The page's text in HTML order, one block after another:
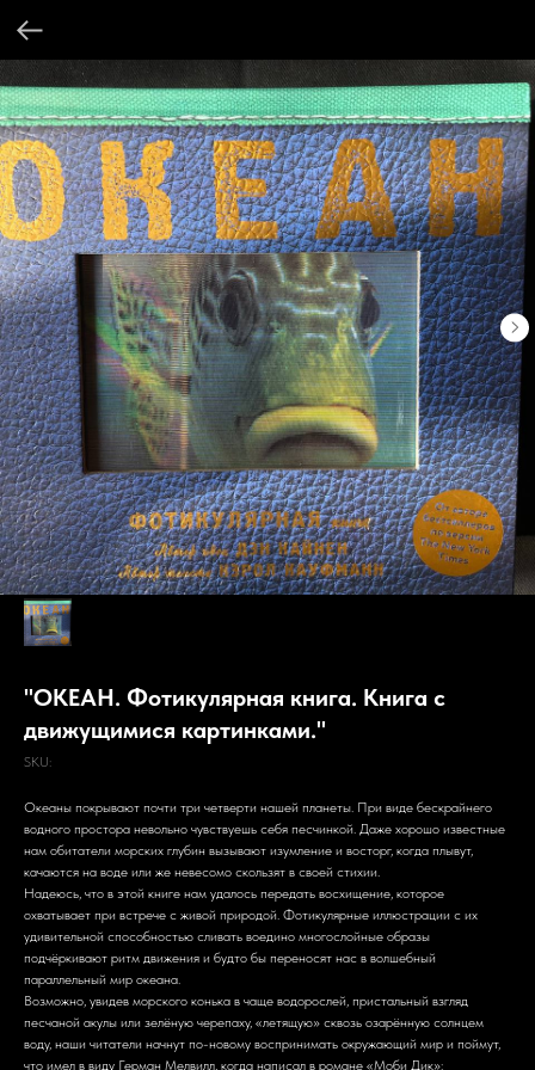
"ОКЕАН. Фотикулярная книга. Книга с
движущимися картинками."
SKU:
Океаны покрывают почти три четверти нашей планеты. При виде бескрайнего
водного простора невольно чувствуешь себя песчинкой. Даже хорошо известные
нам обитатели морских глубин вызывают изумление и восторг, когда плывут,
качаются на воде или же невесомо скользят в своей стихии.
Надеюсь, что в этой книге нам удалось передать восхищение, которое
охватывает при встрече с живой природой. Фотикулярные иллюстрации с их
удивительной способностью сливать воедино многослойные образы
подчёркивают ритм движения и будто бы переносят нас в волшебный
параллельный мир океана.
Возможно, увидев морского конька в чаще водорослей, пристальный взгляд
песчаной акулы или зелёную черепаху, «летящую» сквозь озарённую солнцем
воду, наши читатели начнут по-новому воспринимать окружающий мир и поймут,
что имел в виду Герман Мелвилл, когда написал в романе «Моби Дик»: